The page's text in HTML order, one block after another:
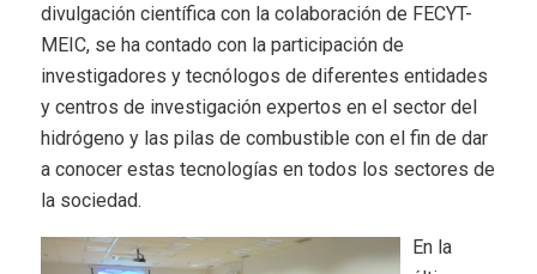
divulgación científica con la colaboración de FECYT-
MEIC, se ha contado con la participación de
investigadores y tecnólogos de diferentes entidades
y centros de investigación expertos en el sector del
hidrógeno y las pilas de combustible con el fin de dar
a conocer estas tecnologías en todos los sectores de
la sociedad.
En la